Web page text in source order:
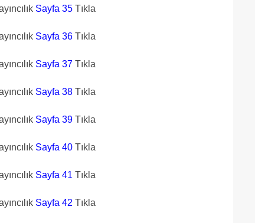
Sayfa 35 Tıkla
Sayfa 36 Tıkla
Sayfa 37 Tıkla
Sayfa 38 Tıkla
Sayfa 39 Tıkla
Sayfa 40 Tıkla
Sayfa 41 Tıkla
Sayfa 42 Tıkla